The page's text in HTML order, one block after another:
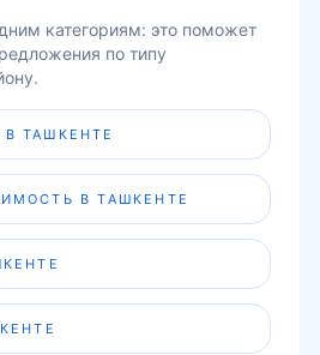
категориям: это поможет
по типу
ТАШКЕНТЕ
В ТАШКЕНТЕ